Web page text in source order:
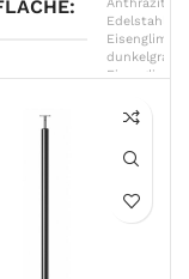
Edelstahl
dunkelgrau
hellgrau
matt,